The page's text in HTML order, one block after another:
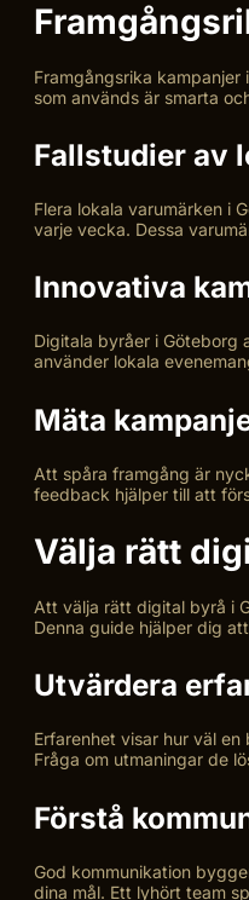
Framgångsrika
som används är smarta
Fallstudier av
Flera lokala varumärken i
varje vecka. Dessa
Innovativa
Digitala byråer i Göteborg
använder lokala
Mäta
Att spåra framgång är
feedback hjälper till att
Välja rätt
Att välja rätt digital byrå i
Denna guide hjälper dig
Utvärdera
Erfarenhet visar hur väl
Fråga om utmaningar de
Förstå
God kommunikation
dina mål. Ett lyhört team